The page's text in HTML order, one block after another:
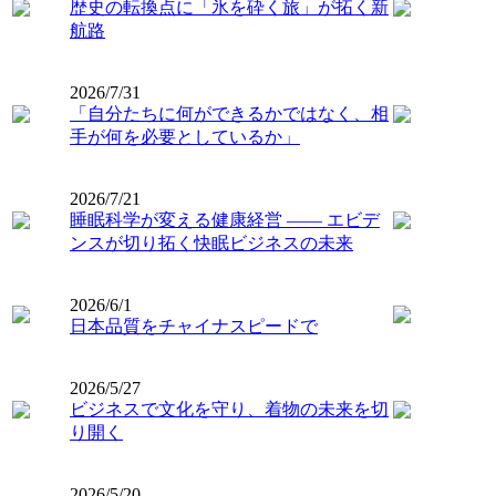
歴史の転換点に「氷を砕く旅」が拓く新
航路
2026/7/31
「自分たちに何ができるかではなく、相
手が何を必要としているか」
2026/7/21
睡眠科学が変える健康経営 ―― エビデ
ンスが切り拓く快眠ビジネスの未来
2026/6/1
日本品質をチャイナスピードで
2026/5/27
ビジネスで文化を守り、着物の未来を切
り開く